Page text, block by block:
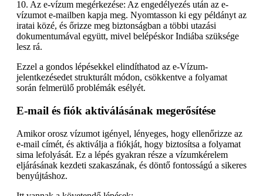
10. Az e-vízum megérkezése: Az engedélyezés után az e-
vízumot e-mailben kapja meg. Nyomtasson ki egy példányt az
iratai közé, és őrizze meg biztonságban a többi utazási
dokumentumával együtt, mivel belépéskor Indiába szüksége
lesz rá.
Ezzel a gondos lépésekkel elindíthatod az e-Vízum-
jelentkezésedet strukturált módon, csökkentve a folyamat
során felmerülő problémák esélyét.
E-mail és fiók aktiválásának megerősítése
Amikor orosz vízumot igényel, lényeges, hogy ellenőrizze az
e-mail címét, és aktiválja a fiókját, hogy biztosítsa a folyamat
sima lefolyását. Ez a lépés gyakran része a vízumkérelem
eljárásának kezdeti szakaszának, és döntő fontosságú a sikeres
benyújtáshoz.